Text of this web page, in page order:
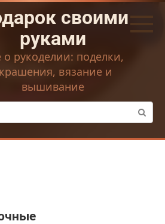
своими
руками
о рукоделии: поделки,
вязание и
вышивание